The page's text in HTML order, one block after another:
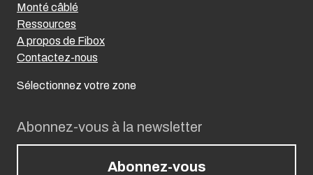
Abonnez-vous à la newsletter
Abonnez-vous
Monté câblé
Ressources
A propos de Fibox
Contactez-nous
Sélectionnez votre zone